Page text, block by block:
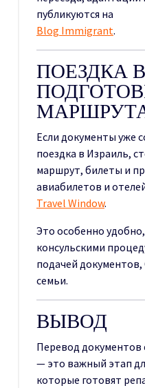
публикуются на
Blog Immigrant.
ПОЕЗДКА
Если документы уже
поездка в Израиль,
маршрут, билеты и
авиабилетов и
Travel Window.
Это особенно удобно,
консульскими
подачей
семьи.
ВЫВОД
Перевод документов
— это важный этап
которые готовят